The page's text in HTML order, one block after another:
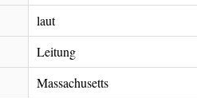
laut
Leitung
Massachusetts